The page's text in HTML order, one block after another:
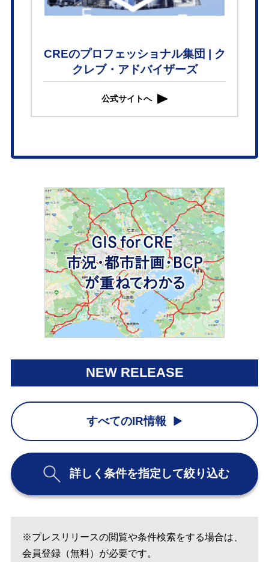
CREのプロフェッショナル集団 | ク
クレブ・アドバイザーズ
公式サイトへ
NEW RELEASE
すべてのIR情報
詳しく条件を指定して絞り込む
※プレスリリースの閲覧や条件検索をする場合は、
会員登録（無料）が必要です。